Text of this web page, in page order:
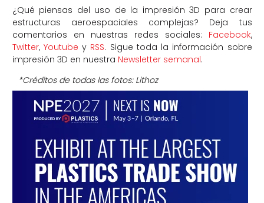
¿Qué piensas del uso de la impresión 3D para crear
estructuras aeroespaciales complejas? Deja tus
comentarios en nuestras redes sociales: Facebook,
Twitter, Youtube y RSS. Sigue toda la información sobre
impresión 3D en nuestra Newsletter semanal.
*Créditos de todas las fotos: Lithoz